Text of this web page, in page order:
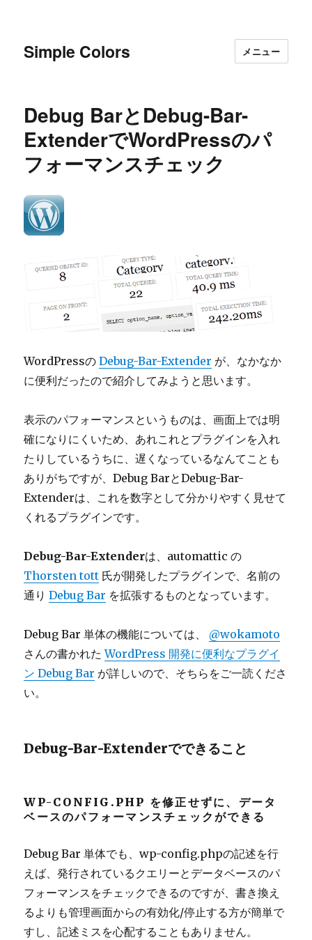
Simple Colors メニュー
Debug BarとDebug-Bar-
ExtenderでWordPressのパ
フォーマンスチェック
WordPressのDebug-Bar-Extender が、なかなか
に便利だったので紹介してみようと思います。
表示のパフォーマンスというものは、画面上では明
確になりにくいため、あれこれとプラグインを入れ
たりしているうちに、遅くなっているなんてことも
ありがちですが、Debug BarとDebug-Bar-
Extenderは、これを数字として分かりやすく見せて
くれるプラグインです。
Debug-Bar-Extenderは、automattic の
Thorsten tott 氏が開発したプラグインで、名前の
通りDebug Bar を拡張するものとなっています。
Debug Bar 単体の機能については、 @wokamoto
さんの書かれたWordPress 開発に便利なプラグイ
ン Debug Bar が詳しいので、そちらをご一読くださ
い。
Debug-Bar-Extenderでできること
WP-CONFIG.PHP を修正せずに、データ
ベースのパフォーマンスチェックができる
Debug Bar 単体でも、wp-config.phpの記述を行
えば、発行されているクエリーとデータベースのパ
フォーマンスをチェックできるのですが、書き換え
るよりも管理画面からの有効化/停止する方が簡単で
すし、記述ミスを心配することもありません。